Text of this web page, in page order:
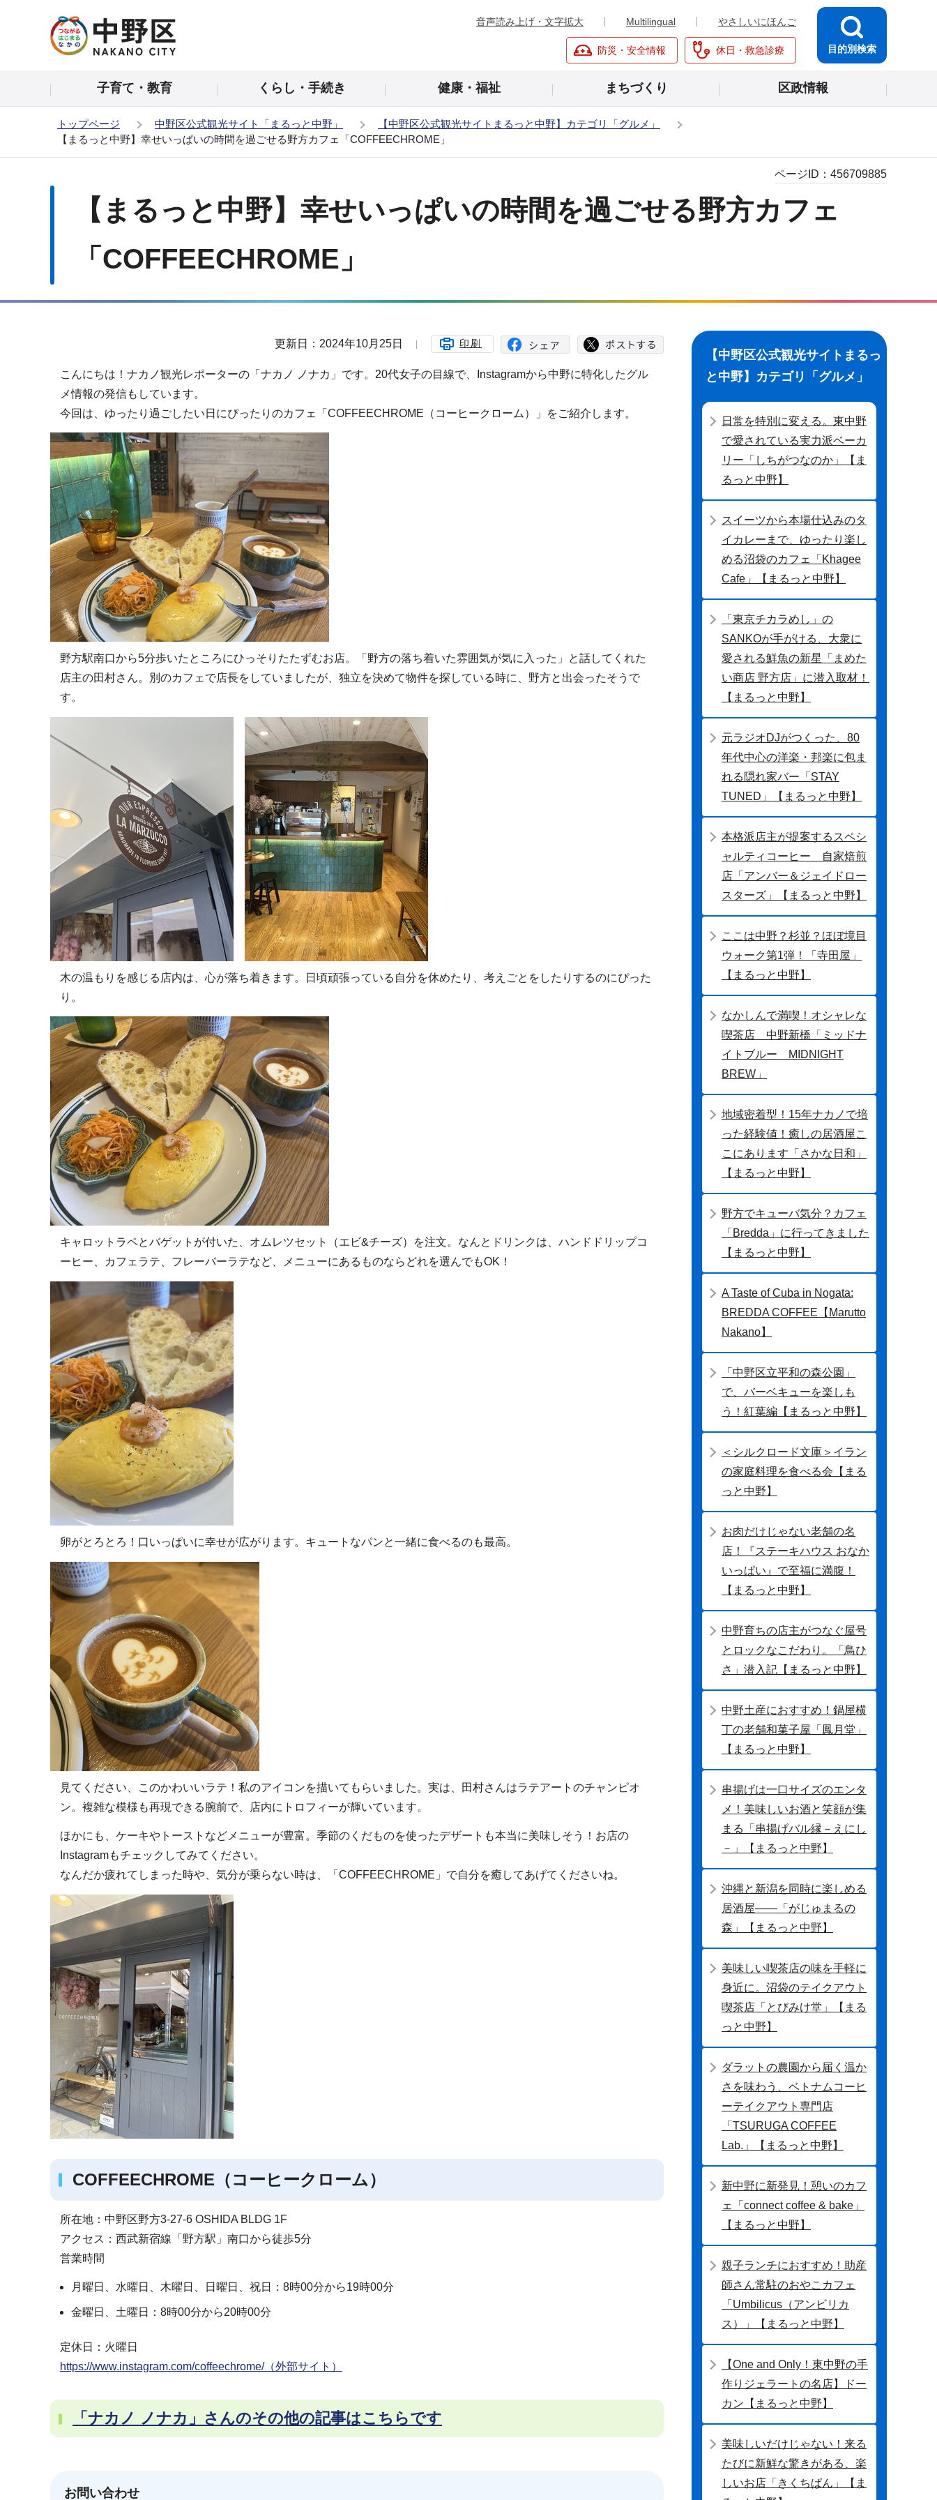
の
音声読み上げ・文字拡大 Multilingual やさしいにほんご
防災・安全情報 休日・救急診療 目的別検索
子育て・教育 くらし・手続き 健康・福祉 まちづくり 区政情報
トップページ 中野区公式観光サイト「まるっと中野」
【中野区公式観光サイトまるっと中野】カテゴリ「グルメ」
【まるっと中野】幸せいっぱいの時間を過ごせる野方カフェ「COFFEECHROME」
【まるっと中野】幸せいっぱいの時間を過ごせる野方カフェ
「COFFEECHROME」
ページID： 456709885
更新日：2024年10月25日 印刷
こんにちは！ナカノ観光レポーターの「ナカノ ノナカ」です。20代女子の目線で、Instagramから中野に特化したグル
メ情報の発信もしています。
今回は、ゆったり過ごしたい日にぴったりのカフェ「COFFEECHROME（コーヒークローム）」をご紹介します。
野方駅南口から5分歩いたところにひっそりたたずむお店。「野方の落ち着いた雰囲気が気に入った」と話してくれた
店主の田村さん。別のカフェで店長をしていましたが、独立を決めて物件を探している時に、野方と出会ったそうで
す。
木の温もりを感じる店内は、心が落ち着きます。日頃頑張っている自分を休めたり、考えごとをしたりするのにぴった
り。
キャロットラペとバゲットが付いた、オムレツセット（エビ&チーズ）を注文。なんとドリンクは、ハンドドリップコ
ーヒー、カフェラテ、フレーバーラテなど、メニューにあるものならどれを選んでもOK！
卵がとろとろ！口いっぱいに幸せが広がります。キュートなパンと一緒に食べるのも最高。
見てください、このかわいいラテ！私のアイコンを描いてもらいました。実は、田村さんはラテアートのチャンピオ
ン。複雑な模様も再現できる腕前で、店内にトロフィーが輝いています。
ほかにも、ケーキやトーストなどメニューが豊富。季節のくだものを使ったデザートも本当に美味しそう！お店の
Instagramもチェックしてみてください。
なんだか疲れてしまった時や、気分が乗らない時は、「COFFEECHROME」で自分を癒してあげてくださいね。
COFFEECHROME（コーヒークローム）
所在地：中野区野方3-27-6 OSHIDA BLDG 1F
アクセス：西武新宿線「野方駅」南口から徒歩5分
営業時間
月曜日、水曜日、木曜日、日曜日、祝日：8時00分から19時00分
金曜日、土曜日：8時00分から20時00分
定休日：火曜日
https://www.instagram.com/coffeechrome/（外部サイト）
「ナカノ ノナカ」さんのその他の記事はこちらです
お問い合わせ
ビ
ゲ
シ
ョ
ン
こ
こ
か
ら
【中野区公式観光サイトまるっ
と中野】カテゴリ「グルメ」
日常を特別に変える。東中野
で愛されている実力派ベーカ
リー「しちがつなのか」【ま
るっと中野】
スイーツから本場仕込みのタ
イカレーまで、ゆったり楽し
める沼袋のカフェ「Khagee
Cafe」【まるっと中野】
「東京チカラめし」の
SANKOが手がける、大衆に
愛される鮮魚の新星「まめた
い商店 野方店」に潜入取材！
【まるっと中野】
元ラジオDJがつくった、80
年代中心の洋楽・邦楽に包ま
れる隠れ家バー「STAY
TUNED」【まるっと中野】
本格派店主が提案するスペシ
ャルティコーヒー 自家焙煎
店「アンバー＆ジェイドロー
スターズ」【まるっと中野】
ここは中野？杉並？ほぼ境目
ウォーク第1弾！「寺田屋」
【まるっと中野】
なかしんで満喫！オシャレな
喫茶店 中野新橋「ミッドナ
イトブルー MIDNIGHT
BREW」
地域密着型！15年ナカノで培
った経験値！癒しの居酒屋こ
こにあります「さかな日和」
【まるっと中野】
野方でキューバ気分？カフェ
「Bredda」に行ってきました
【まるっと中野】
A Taste of Cuba in Nogata:
BREDDA COFFEE【Marutto
Nakano】
「中野区立平和の森公園」
で、バーベキューを楽しも
う！紅葉編【まるっと中野】
＜シルクロード文庫＞イラン
の家庭料理を食べる会【まる
っと中野】
お肉だけじゃない老舗の名
店！『ステーキハウス おなか
いっぱい』で至福に満腹！
【まるっと中野】
中野育ちの店主がつなぐ屋号
とロックなこだわり。「鳥ひ
さ」潜入記【まるっと中野】
中野土産におすすめ！鍋屋横
丁の老舗和菓子屋「鳳月堂」
【まるっと中野】
串揚げは一口サイズのエンタ
メ！美味しいお酒と笑顔が集
まる「串揚げバル縁－えにし
－」【まるっと中野】
沖縄と新潟を同時に楽しめる
居酒屋――「がじゅまるの
森」【まるっと中野】
美味しい喫茶店の味を手軽に
身近に。沼袋のテイクアウト
喫茶店「とびみけ堂」【まる
っと中野】
ダラットの農園から届く温か
さを味わう、ベトナムコーヒ
ーテイクアウト専門店
「TSURUGA COFFEE
Lab.」【まるっと中野】
新中野に新発見！憩いのカフ
ェ「connect coffee & bake」
【まるっと中野】
親子ランチにおすすめ！助産
師さん常駐のおやこカフェ
「Umbilicus（アンビリカ
ス）」【まるっと中野】
【One and Only！東中野の手
作りジェラートの名店】ドー
カン【まるっと中野】
美味しいだけじゃない！来る
たびに新鮮な驚きがある、楽
しいお店「きくちぱん」【ま